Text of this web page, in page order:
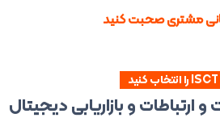
مشتری صحبت کنید
ارتباطات و بازاریابی دیجیتال